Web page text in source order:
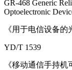
GR-468 Generic
Optoelectronic
《用于电信设备
YD/T 1539
《移动通信手持机